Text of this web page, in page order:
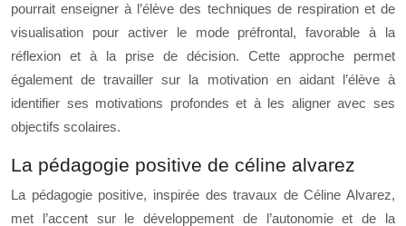
pourrait enseigner à l’élève des techniques de respiration et de
visualisation pour activer le mode préfrontal, favorable à la
réflexion et à la prise de décision. Cette approche permet
également de travailler sur la motivation en aidant l’élève à
identifier ses motivations profondes et à les aligner avec ses
objectifs scolaires.
La pédagogie positive de céline alvarez
La pédagogie positive, inspirée des travaux de Céline Alvarez,
met l’accent sur le développement de l’autonomie et de la